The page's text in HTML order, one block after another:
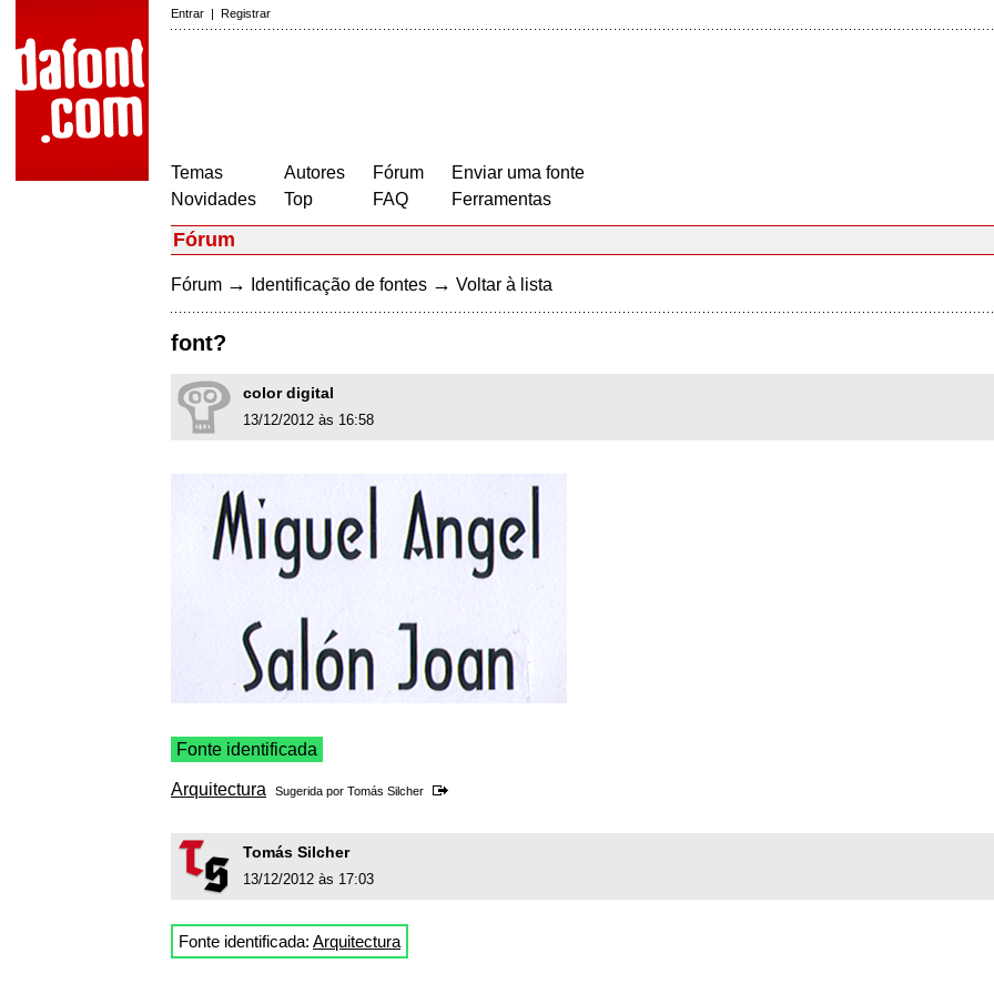
Entrar | Registrar
Temas
Novidades
Autores
Top
Fórum
FAQ
Enviar uma fonte
Ferramentas
Fórum
Fórum → Identificação de fontes → Voltar à lista
font?
color digital
13/12/2012 às 16:58
Fonte identificada
Arquitectura Sugerida por Tomás Silcher
Tomás Silcher
13/12/2012 às 17:03
Fonte identificada: Arquitectura